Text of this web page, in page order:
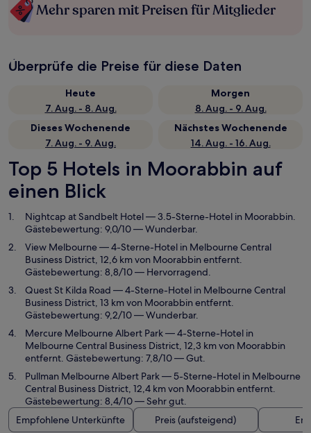
Mehr sparen mit Preisen für Mitglieder
Überprüfe die Preise für diese Daten
Heute
7. Aug. - 8. Aug.
Morgen
8. Aug. - 9. Aug.
Dieses Wochenende
7. Aug. - 9. Aug.
Nächstes Wochenende
14. Aug. - 16. Aug.
Top 5 Hotels in Moorabbin auf
einen Blick
Nightcap at Sandbelt Hotel— 3.5-Sterne-Hotel in Moorabbin.
Gästebewertung: 9,0/10 — Wunderbar.
View Melbourne— 4-Sterne-Hotel in Melbourne Central
Business District, 12,6 km von Moorabbin entfernt.
Gästebewertung: 8,8/10 — Hervorragend.
Quest St Kilda Road — 4-Sterne-Hotel in Melbourne Central
Business District, 13 km von Moorabbin entfernt.
Gästebewertung: 9,2/10 — Wunderbar.
Mercure Melbourne Albert Park— 4-Sterne-Hotel in
Melbourne Central Business District, 12,3 km von Moorabbin
entfernt. Gästebewertung: 7,8/10 — Gut.
Pullman Melbourne Albert Park— 5-Sterne-Hotel in Melbourne
Central Business District, 12,4 km von Moorabbin entfernt.
Gästebewertung: 8,4/10 — Sehr gut.
Empfohlene Unterkünfte
Preis (aufsteigend)